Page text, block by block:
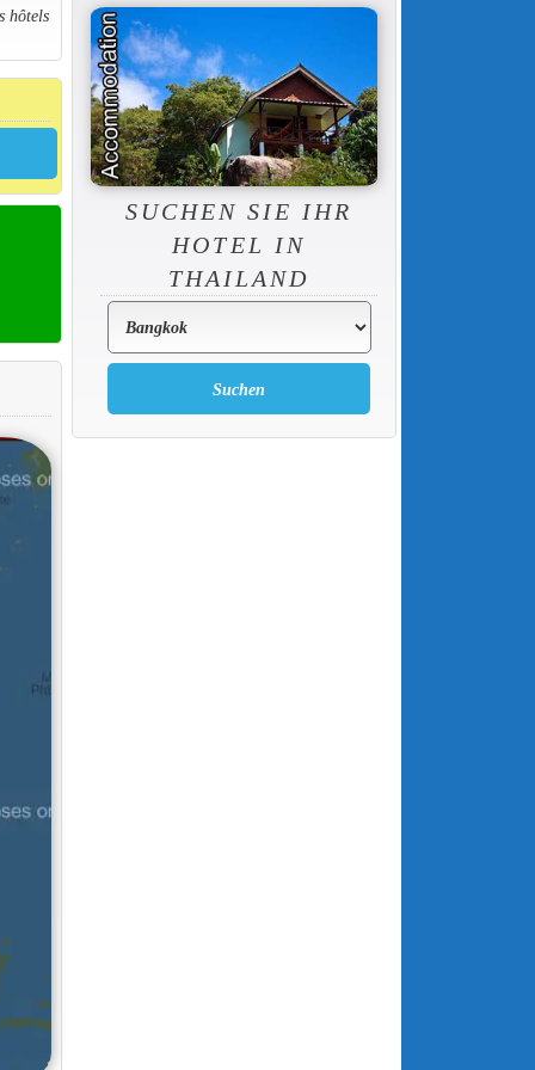
hôtels
SUCHEN SIE IHR
HOTEL IN
THAILAND